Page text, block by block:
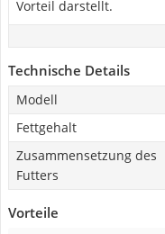
Vorteil darstellt.
Technische Details
Modell
Fettgehalt
Zusammensetzung des
Futters
Vorteile